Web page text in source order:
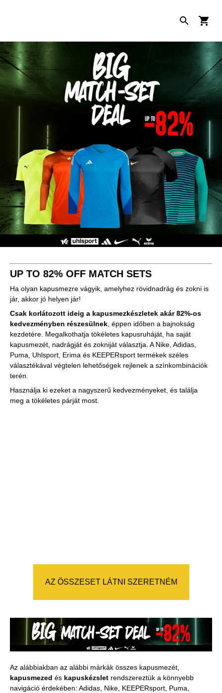
UP TO 82% OFF MATCH SETS
Ha olyan kapusmezre vágyik, amelyhez rövidnadrág és zokni is
jár, akkor jó helyen jár!
Csak korlátozott ideig a kapusmezkészletek akár 82%-os
kedvezményben részesülnek , éppen időben a bajnokság
kezdetére. Megalkothatja tökéletes kapusruháját, ha saját
kapusmezét, nadrágját és zokniját választja. A Nike, Adidas,
Puma, Uhlsport, Erima és KEEPERsport termékek széles
választékával végtelen lehetőségek rejlenek a színkombinációk
terén.
Használja ki ezeket a nagyszerű kedvezményeket, és találja
meg a tökéletes párját most.
AZ ÖSSZESET LÁTNI SZERETNÉM
Az alábbiakban az alábbi márkák összes kapusmezét,
kapusmezed és kapuskézslet rendszereztük a könnyebb
navigáció érdekében: Adidas, Nike, KEEPERsport, Puma,